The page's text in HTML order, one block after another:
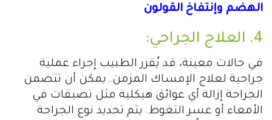
الهضم وإنتفاخ القولون
4. العلاج الجراحي:
في حالات معينة، قد يُقرر الطبيب إجراء عملية
جراحية لعلاج الإمساك المزمن. يمكن أن تتضمن
الجراحة إزالة أي عوائق هيكلية مثل تضيقات في
الأمعاء أو عسر التغوط. يتم تحديد نوع الجراحة